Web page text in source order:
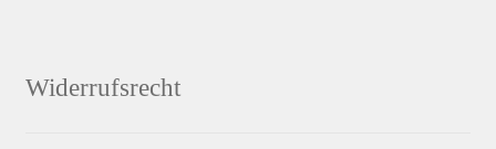
Widerrufsrecht